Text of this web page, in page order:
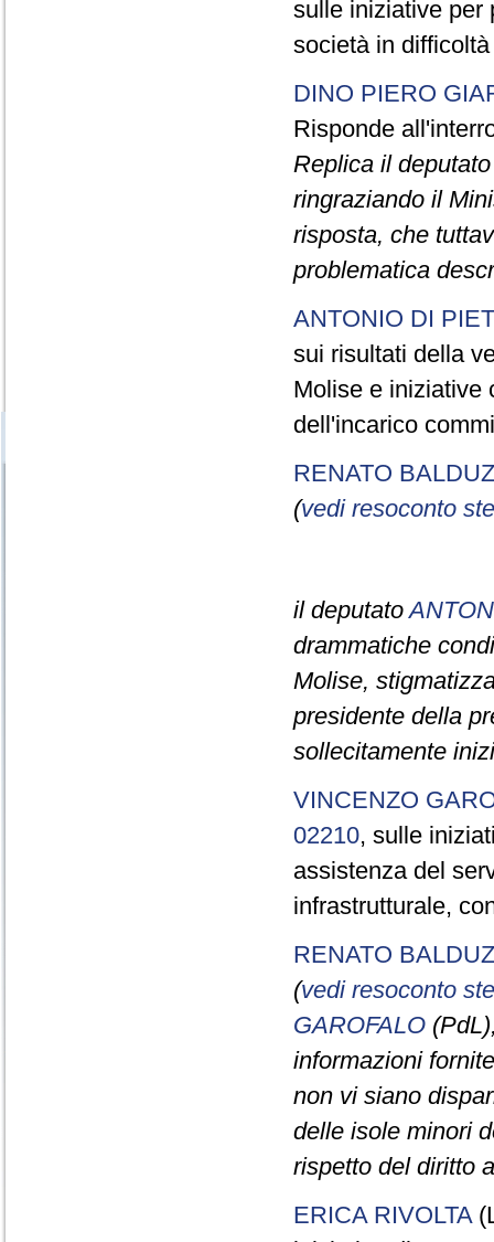
sulle iniziative per
società in
DINO PIERO
Risponde
Replica il
ringraziando il
risposta, che
problematica
ANTONIO DI
sui risultati della
Molise e iniziative
dell'incarico
RENATO
(vedi resoconto
il deputato
drammatiche
Molise,
presidente della
sollecitamente
VINCENZO
02210, sulle
assistenza del
infrastrutturale,
RENATO
(vedi resoconto
GAROFALO
informazioni
non vi siano
delle isole minori
rispetto del diritto
ERICA RIVOLTA